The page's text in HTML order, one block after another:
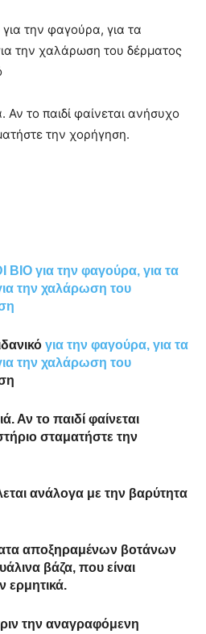
την φαγούρα, για τα
την χαλάρωση του δέρματος
Αν το παιδί φαίνεται ανήσυχο
την χορήγηση.
για την φαγούρα, για τα
την χαλάρωση του
για την φαγούρα, για τα
την χαλάρωση του
Αν το παιδί φαίνεται
σταματήστε την
ανάλογα με την βαρύτητα
αποξηραμένων βοτάνων
βάζα, που είναι
ερμητικά.
την αναγραφόμενη